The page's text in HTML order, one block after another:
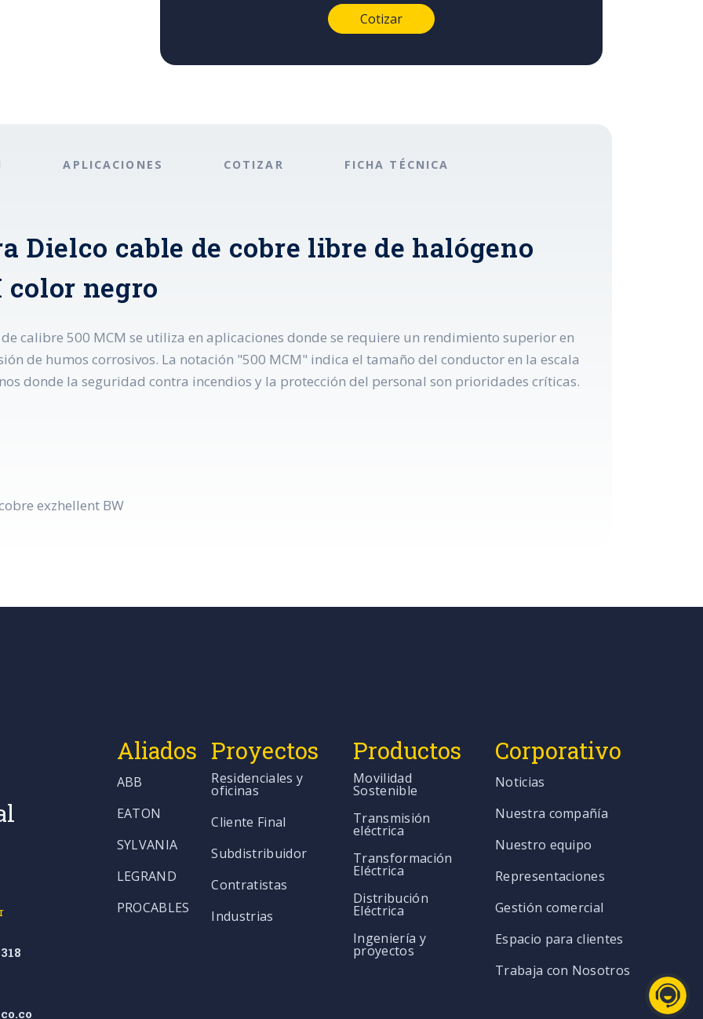
APLICACIONES COTIZAR FICHA TÉCNICA
Dielco cable de cobre libre de halógeno
color negro
calibre 500 MCM se utiliza en aplicaciones donde se requiere un rendimiento superior en
de humos corrosivos. La notación "500 MCM" indica el tamaño del conductor en la escala
donde la seguridad contra incendios y la protección del personal son prioridades críticas.
exzhellent BW
Aliados
ABB
EATON
SYLVANIA
LEGRAND
PROCABLES
Proyectos
Residenciales y
oficinas
Cliente Final
Subdistribuidor
Contratistas
Industrias
Productos
Movilidad
Sostenible
Transmisión
eléctrica
Transformación
Eléctrica
Distribución
Eléctrica
Ingeniería y
proyectos
Corporativo
Noticias
Nuestra compañía
Nuestro equipo
Representaciones
Gestión comercial
Espacio para clientes
Trabaja con Nosotros